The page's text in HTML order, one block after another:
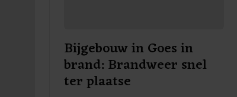
Bijgebouw in Goes in
brand: Brandweer snel
ter plaatse